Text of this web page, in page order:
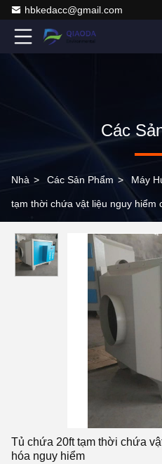
hbkedacc@gmail.com
Các
Nhà > Các Sản Phẩm > Máy
tạm thời chứa vật liệu nguy hiểm
Tủ chứa 20ft tạm thời chứa
hóa nguy hiểm